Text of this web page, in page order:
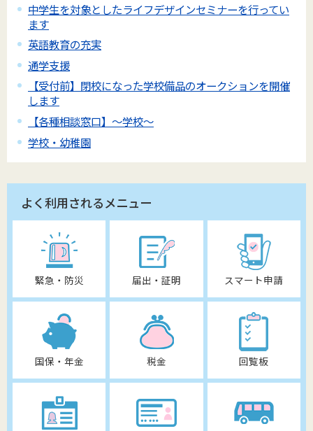
中学生を対象としたライフデザインセミナーを行ってい
ます
英語教育の充実
通学支援
【受付前】閉校になった学校備品のオークションを開催
します
【各種相談窓口】～学校～
学校・幼稚園
よく利用されるメニュー
緊急・防災 届出・証明 スマート申請
国保・年金 税金 回覧板